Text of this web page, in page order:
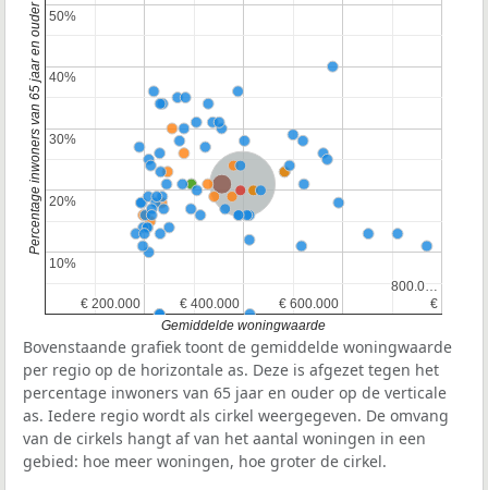
Nederland
€ 200.000
€ 200.000 € 400.000
€ 400.000 € 600.000
€ 600.000 €
€
800.0…
800.0…
10%
10%
20%
20%
30%
30%
40%
40%
50%
50%
Gemiddelde woningwaarde
Percentage inwoners van 65 jaar en ouder
Bovenstaande grafiek toont de gemiddelde woningwaarde
per regio op de horizontale as. Deze is afgezet tegen het
percentage inwoners van 65 jaar en ouder op de verticale
as. Iedere regio wordt als cirkel weergegeven. De omvang
van de cirkels hangt af van het aantal woningen in een
gebied: hoe meer woningen, hoe groter de cirkel.